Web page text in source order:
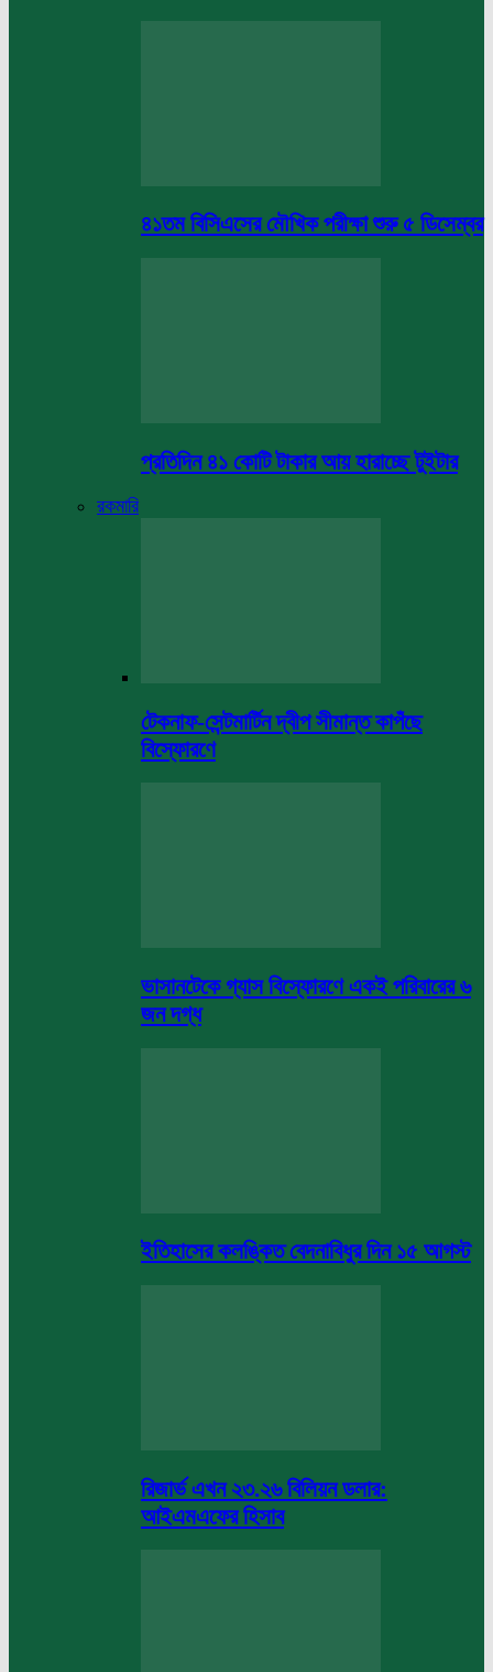
৪১তম বিসিএসের মৌখিক পরীক্ষা শুরু ৫ ডিসেম্বর
প্রতিদিন ৪১ কোটি টাকার আয় হারাচ্ছে টুইটার
রকমারি
টেকনাফ-সেন্টমার্টিন দ্বীপ সীমান্ত কাপঁছে
বিস্ফোরণে
ভাসানটেকে গ্যাস বিস্ফোরণে একই পরিবারের ৬
জন দগ্ধ
ইতিহাসের কলঙ্কিত বেদনাবিধুর দিন ১৫ আগস্ট
রিজার্ভ এখন ২৩.২৬ বিলিয়ন ডলার:
আইএমএফের হিসাব